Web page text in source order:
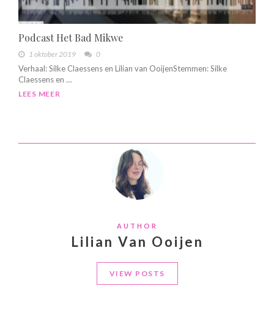
Podcast Het Bad Mikwe
1 oktober 2019 0
Verhaal: Silke Claessens en Lilian van OoijenStemmen: Silke
Claessens en …
LEES MEER
AUTHOR
Lilian Van Ooijen
VIEW POSTS